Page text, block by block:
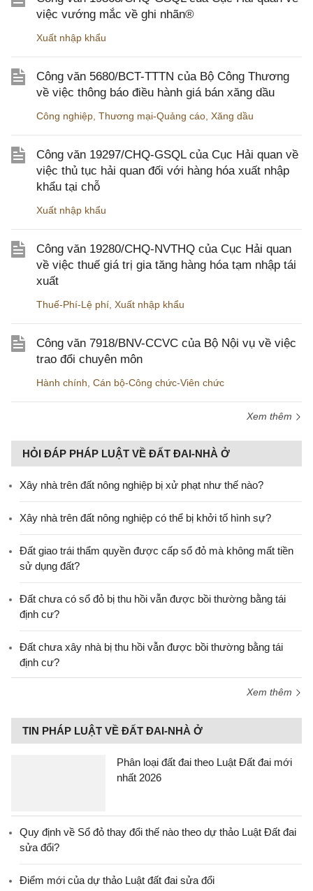
việc vướng mắc về ghi nhãn®
Xuất nhập khẩu
Công văn 5680/BCT-TTTN của Bộ Công Thương
về việc thông báo điều hành giá bán xăng dầu
Công nghiệp Thương mại-Quảng cáo Xăng dầu
Công văn 19297/CHQ-GSQL của Cục Hải quan về
việc thủ tục hải quan đối với hàng hóa xuất nhập
khẩu tại chỗ
Xuất nhập khẩu
Công văn 19280/CHQ-NVTHQ của Cục Hải quan
về việc thuế giá trị gia tăng hàng hóa tạm nhập tái
xuất
Thuế-Phí-Lệ phí Xuất nhập khẩu
Công văn 7918/BNV-CCVC của Bộ Nội vụ về việc
trao đổi chuyên môn
Hành chính Cán bộ-Công chức-Viên chức
Xem thêm
HỎI ĐÁP PHÁP LUẬT VỀ ĐẤT ĐAI-NHÀ Ở
Xây nhà trên đất nông nghiệp bị xử phạt như thế nào?
Xây nhà trên đất nông nghiệp có thể bị khởi tố hình sự?
Đất giao trái thẩm quyền được cấp sổ đỏ mà không mất tiền
sử dụng đất?
Đất chưa có sổ đỏ bị thu hồi vẫn được bồi thường bằng tái
định cư?
Đất chưa xây nhà bị thu hồi vẫn được bồi thường bằng tái
định cư?
Xem thêm
TIN PHÁP LUẬT VỀ ĐẤT ĐAI-NHÀ Ở
Phân loại đất đai theo Luật Đất đai mới
nhất 2026
Quy định về Sổ đỏ thay đổi thế nào theo dự thảo Luật Đất đai
sửa đổi?
Điểm mới của dự thảo Luật đất đai sửa đổi